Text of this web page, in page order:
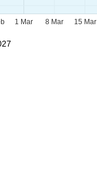
1 Mar 8 Mar 15 Mar